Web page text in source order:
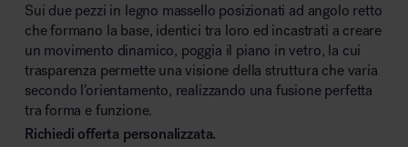
Area outdoor
Sui due pezzi in legno massello posizionati ad angolo retto
che formano la base, identici tra loro ed incastrati a creare
un movimento dinamico, poggia il piano in vetro, la cui
trasparenza permette una visione della struttura che varia
secondo l’orientamento, realizzando una fusione perfetta
tra forma e funzione.
Richiedi offerta personalizzata.